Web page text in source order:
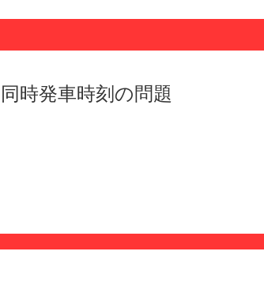
時発車時刻の問題